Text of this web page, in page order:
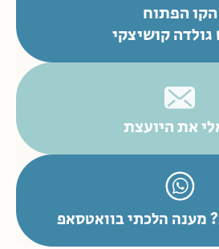
הקו הפתוח
קושיצקי
את היועצת
הלכתי בוואטסאפ